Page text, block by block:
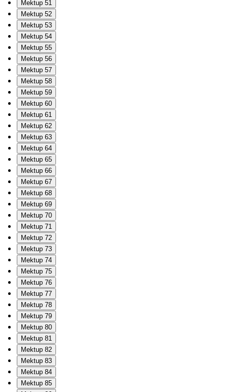
Mektup 51
Mektup 52
Mektup 53
Mektup 54
Mektup 55
Mektup 56
Mektup 57
Mektup 58
Mektup 59
Mektup 60
Mektup 61
Mektup 62
Mektup 63
Mektup 64
Mektup 65
Mektup 66
Mektup 67
Mektup 68
Mektup 69
Mektup 70
Mektup 71
Mektup 72
Mektup 73
Mektup 74
Mektup 75
Mektup 76
Mektup 77
Mektup 78
Mektup 79
Mektup 80
Mektup 81
Mektup 82
Mektup 83
Mektup 84
Mektup 85